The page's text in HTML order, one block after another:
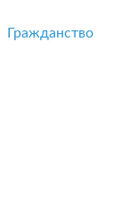
Гражданство